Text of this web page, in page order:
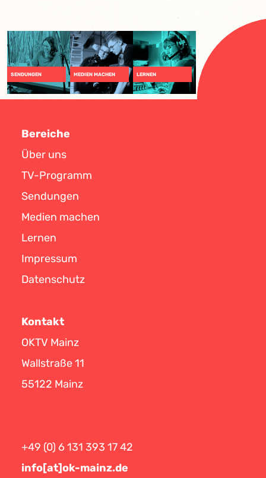
SENDUNGEN MEDIEN MACHEN LERNEN
Bereiche
Über uns
TV-Programm
Sendungen
Medien machen
Lernen
Impressum
Datenschutz
Kontakt
OKTV Mainz
Wallstraße 11
55122 Mainz
+49 (0) 6 131 393 17 42
info[at]ok-mainz.de